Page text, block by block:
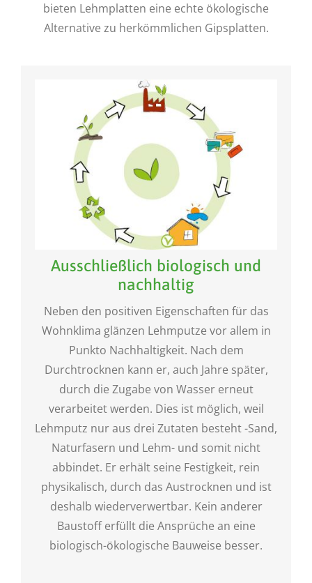
bieten Lehmplatten eine echte ökologische
Alternative zu herkömmlichen Gipsplatten.
Ausschließlich biologisch und
nachhaltig
Neben den positiven Eigenschaften für das
Wohnklima glänzen Lehmputze vor allem in
Punkto Nachhaltigkeit. Nach dem
Durchtrocknen kann er, auch Jahre später,
durch die Zugabe von Wasser erneut
verarbeitet werden. Dies ist möglich, weil
Lehmputz nur aus drei Zutaten besteht -Sand,
Naturfasern und Lehm- und somit nicht
abbindet. Er erhält seine Festigkeit, rein
physikalisch, durch das Austrocknen und ist
deshalb wiederverwertbar. Kein anderer
Baustoff erfüllt die Ansprüche an eine
biologisch-ökologische Bauweise besser.